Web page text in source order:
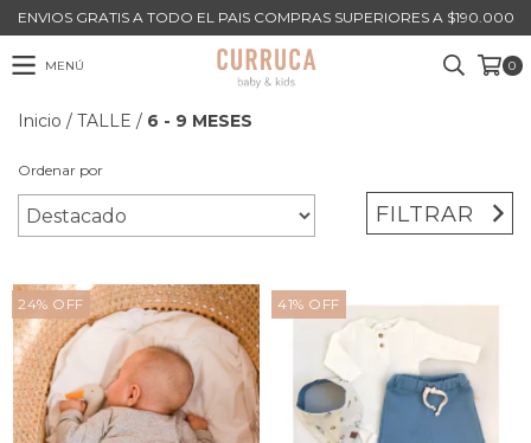
ENVIOS GRATIS A TODO EL PAIS COMPRAS SUPERIORES A $190.000
MENÚ 0
Inicio / TALLE / 6 - 9 MESES
Ordenar por
FILTRAR
24% OFF 41% OFF